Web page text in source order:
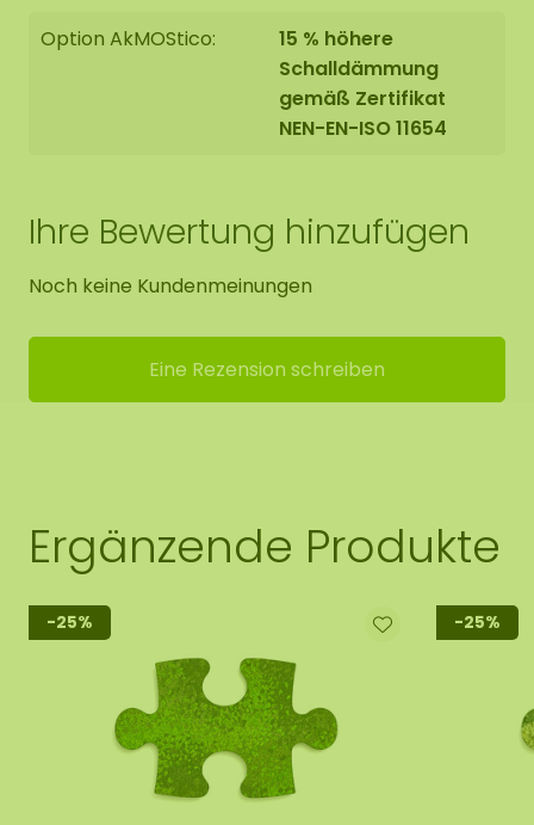
Option AkMOStico:
15 % höhere
Schalldämmung
gemäß Zertifikat
NEN-EN-ISO 11654
Ihre Bewertung hinzufügen
Noch keine Kundenmeinungen
Eine Rezension schreiben
Ergänzende Produkte
-25% -25%